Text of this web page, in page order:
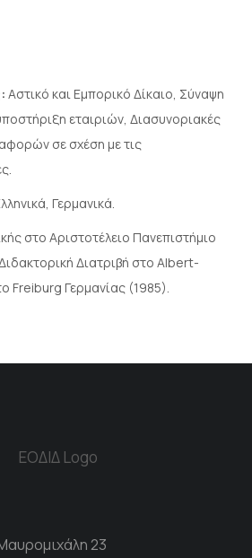
Αστικό και Εμπορικό Δίκαιο, Σύναψη
εταιριών, Διασυνοριακές
σε σχέση με τις
Γερμανικά.
στο Αριστοτέλειο Πανεπιστήμιο
Διατριβή στο Albert-
Freiburg Γερμανίας (1985).
23